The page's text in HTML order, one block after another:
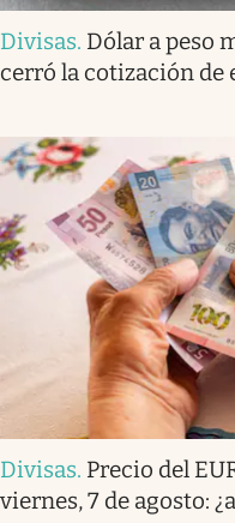
Divisas. Dólar a peso
cerró la cotización de
Divisas. Precio del
viernes, 7 de agosto: